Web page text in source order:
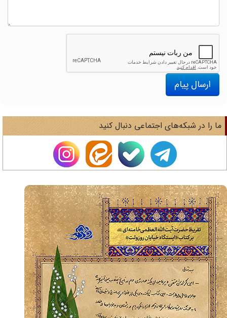
ارسال پیام
را در شبکه‌های اجتماعی دنبال کنید